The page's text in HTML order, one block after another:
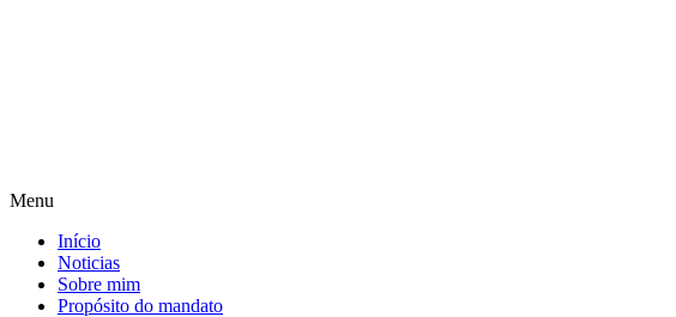
Menu
Início
Noticias
Sobre mim
Propósito do mandato